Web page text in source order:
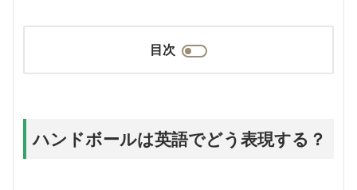
目次
ハンドボールは英語でどう表現する？